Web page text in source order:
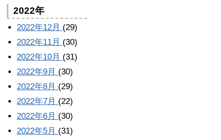
2022年
2022年12月 (29)
2022年11月 (30)
2022年10月 (31)
2022年9月 (30)
2022年8月 (29)
2022年7月 (22)
2022年6月 (30)
2022年5月 (31)